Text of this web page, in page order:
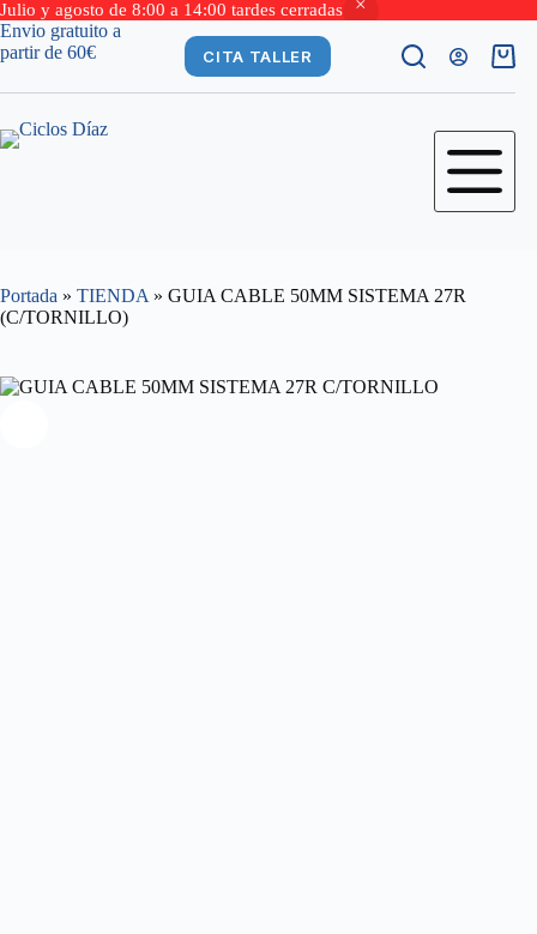
Julio y agosto de 8:00 a 14:00 tardes cerradas
Saltar
al
Envio gratuito a
partir de 60€
CITA TALLER
Carro
Portada » TIENDA » GUIA CABLE 50MM SISTEMA 27R
(C/TORNILLO)